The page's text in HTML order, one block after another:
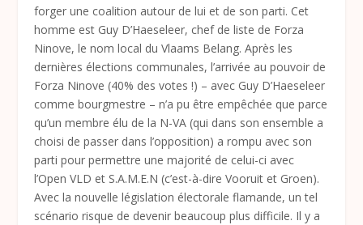
forger une coalition autour de lui et de son parti. Cet
homme est Guy D’Haeseleer, chef de liste de Forza
Ninove, le nom local du Vlaams Belang. Après les
dernières élections communales, l’arrivée au pouvoir de
Forza Ninove (40% des votes !) – avec Guy D’Haeseleer
comme bourgmestre – n’a pu être empêchée que parce
qu’un membre élu de la N-VA (qui dans son ensemble a
choisi de passer dans l’opposition) a rompu avec son
parti pour permettre une majorité de celui-ci avec
l’Open VLD et S.A.M.E.N (c’est-à-dire Vooruit et Groen).
Avec la nouvelle législation électorale flamande, un tel
scénario risque de devenir beaucoup plus difficile. Il y a